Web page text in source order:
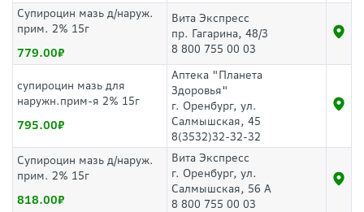
Супироцин мазь д/наруж.
прим. 2% 15г
779.00
Вита Экспресс
пр. Гагарина, 48/3
8 800 755 00 03
супироцин мазь для
наружн.прим-я 2% 15г
795.00
Аптека "Планета
Здоровья"
г. Оренбург, ул.
Салмышская, 45
8(3532)32-32-32
Супироцин мазь д/наруж.
прим. 2% 15г
818.00
Вита Экспресс
г. Оренбург, ул.
Салмышская, 56 А
8 800 755 00 03